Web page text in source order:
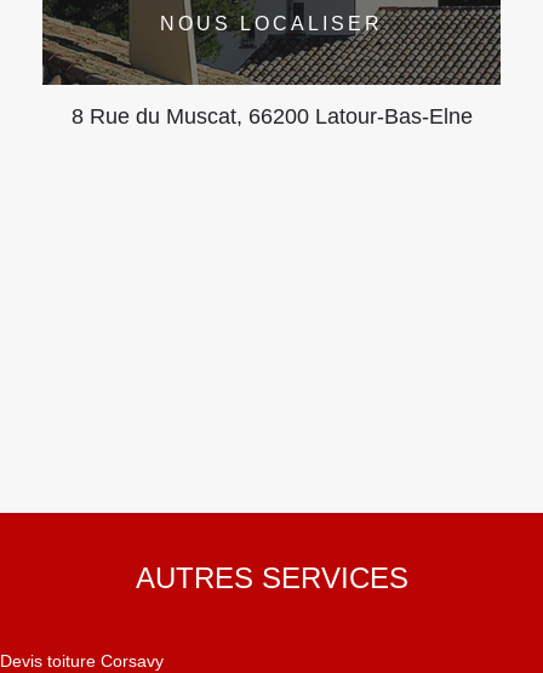
NOUS LOCALISER
8 Rue du Muscat, 66200 Latour-Bas-Elne
AUTRES SERVICES
Devis toiture Corsavy